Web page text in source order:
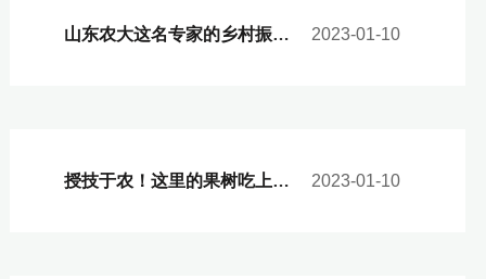
山东农大这名专家的乡村振兴实践 2023-01-10
授技于农！这里的果树吃上山农“套餐” 2023-01-10